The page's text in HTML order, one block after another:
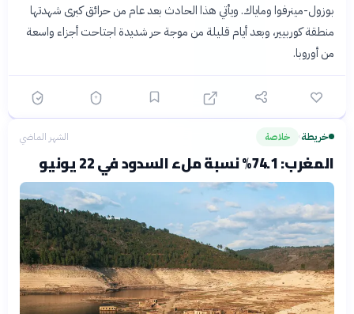
بوزول-مينرفوا وماياك. ويأتي هذا الحادث بعد عام من حرائق كبرى شهدتها
منطقة كوربيير، وبعد أيام قليلة من موجة حر شديدة اجتاحت أجزاء واسعة
من أوروبا.
خريطة› خلاصة الشهر الماضي
المغرب: 74.1% نسبة ملء السدود في 22 يونيو